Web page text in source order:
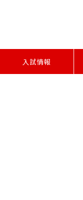
入試情報